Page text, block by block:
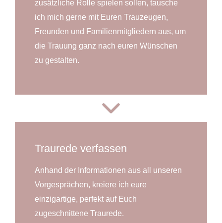
zusätzliche Rolle spielen sollen, tausche
ich mich gerne mit Euren Trauzeugen,
Freunden und Familienmitgliedern aus, um
die Trauung ganz nach euren Wünschen
zu gestalten.
Traurede verfassen
Anhand der Informationen aus all unseren
Vorgesprächen, kreiere ich eure
einzigartige, perfekt auf Euch
zugeschnittene Traurede.